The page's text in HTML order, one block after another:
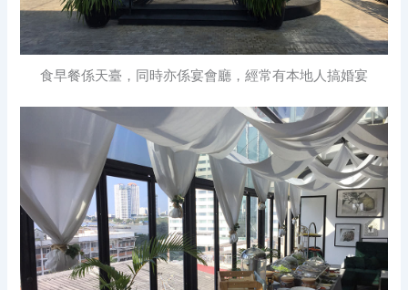
食早餐係天臺，同時亦係宴會廳，經常有本地人搞婚宴